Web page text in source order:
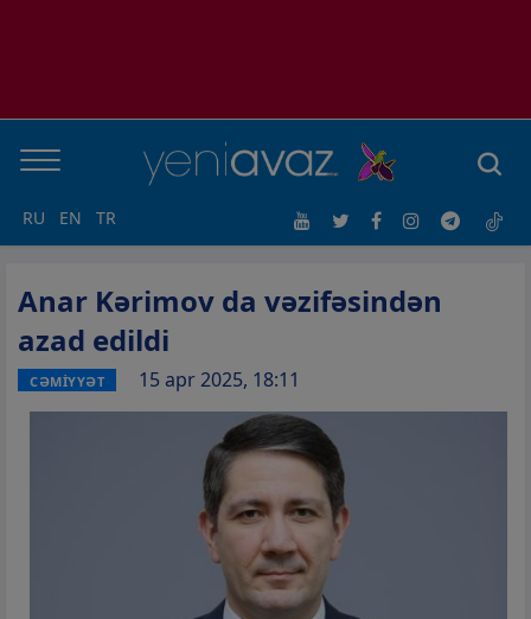
RU EN TR
Anar Kərimov da vəzifəsindən
azad edildi
CƏMİYYƏT 15 apr 2025, 18:11